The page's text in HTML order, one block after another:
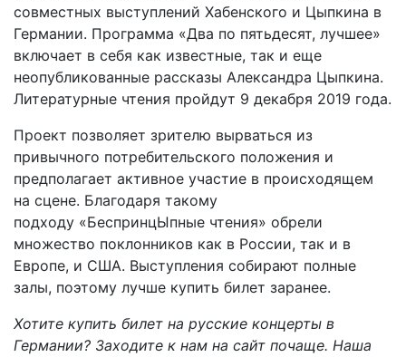
совместных выступлений Хабенского и Цыпкина в
Германии. Программа «Два по пятьдесят, лучшее»
включает в себя как известные, так и еще
неопубликованные рассказы Александра Цыпкина.
Литературные чтения пройдут 9 декабря 2019 года.
Проект позволяет зрителю вырваться из
привычного потребительского положения и
предполагает активное участие в происходящем
на сцене. Благодаря такому
подходу «БеспринцЫпные чтения» обрели
множество поклонников как в России, так и в
Европе, и США. Выступления собирают полные
залы, поэтому лучше купить билет заранее.
Хотите купить билет на русские концерты в
Германии? Заходите к нам на сайт почаще. Наша